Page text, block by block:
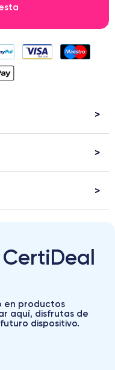
en productos
aquí, disfrutas de
dispositivo.